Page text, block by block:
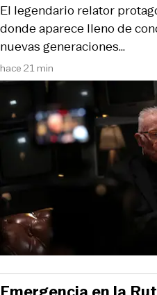
hace 21 min
El legendario relator
donde aparece lleno de
nuevas generaciones…